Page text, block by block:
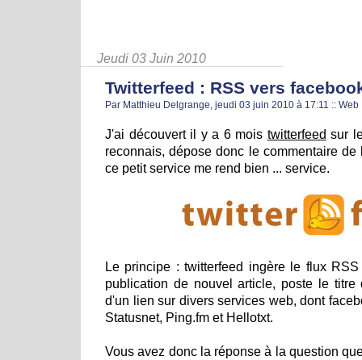
Jeudi 03 Juin 2010
Twitterfeed : RSS vers
Par Matthieu Delgrange, jeudi 03 juin 2010 à 17:11 :: Web
J'ai découvert il y a 6 mois twitterfeed sur
reconnais, dépose donc le commentaire
ce petit service me rend bien ... service.
Le principe : twitterfeed ingère le flux
publication de nouvel article, poste le titre
d'un lien sur divers services web, dont
Statusnet, Ping.fm et Hellotxt.
Vous avez donc la réponse à la question